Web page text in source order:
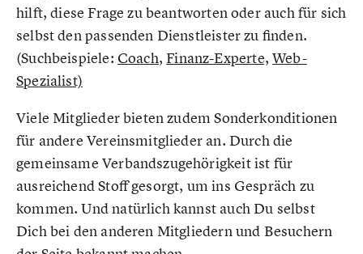
hilft, diese Frage zu beantworten oder auch für sich
selbst den passenden Dienstleister zu finden.
(Suchbeispiele: Coach, Finanz-Experte, Web-
Spezialist)
Viele Mitglieder bieten zudem Sonderkonditionen
für andere Vereinsmitglieder an. Durch die
gemeinsame Verbandszugehörigkeit ist für
ausreichend Stoff gesorgt, um ins Gespräch zu
kommen. Und natürlich kannst auch Du selbst
Dich bei den anderen Mitgliedern und Besuchern